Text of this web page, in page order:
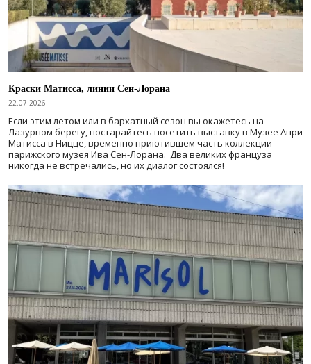
Краски Матисса, линии Сен-Лорана
22.07.2026
Если этим летом или в бархатный сезон вы окажетесь на
Лазурном берегу, постарайтесь посетить выставку в Музее Анри
Матисса в Ницце, временно приютившем часть коллекции
парижского музея Ива Сен-Лорана. Два великих француза
никогда не встречались, но их диалог состоялся!